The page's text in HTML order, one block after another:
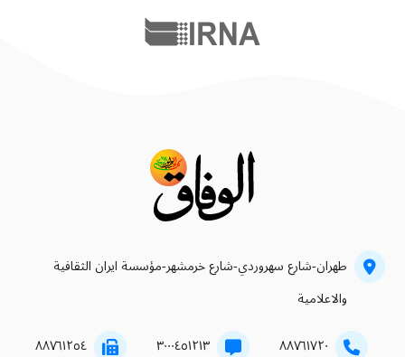
طهران-شارع سهروردي-شارع خرمشهر-مؤسسة ايران الثقافية
والاعلامية
۸۸۷٦۱۷۲۰ ۳۰۰۰٤٥۱۲۱۳ ۸۸۷٦۱۲٥٤